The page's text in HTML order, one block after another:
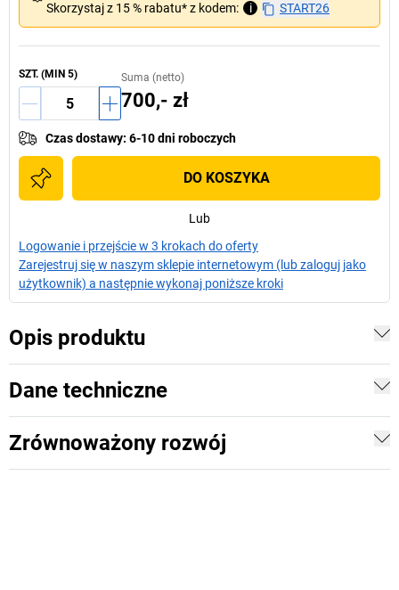
Skorzystaj z 15 % rabatu* z kodem:
i START26
SZT. (MIN 5) Suma (netto)
700,- zł
Czas dostawy: 6-10 dni roboczych
DO KOSZYKA
Lub
Logowanie i przejście w 3 krokach do oferty
Zarejestruj się w naszym sklepie internetowym (lub zaloguj jako
użytkownik) a następnie wykonaj poniższe kroki
Opis produktu
Dane techniczne
Zrównoważony rozwój